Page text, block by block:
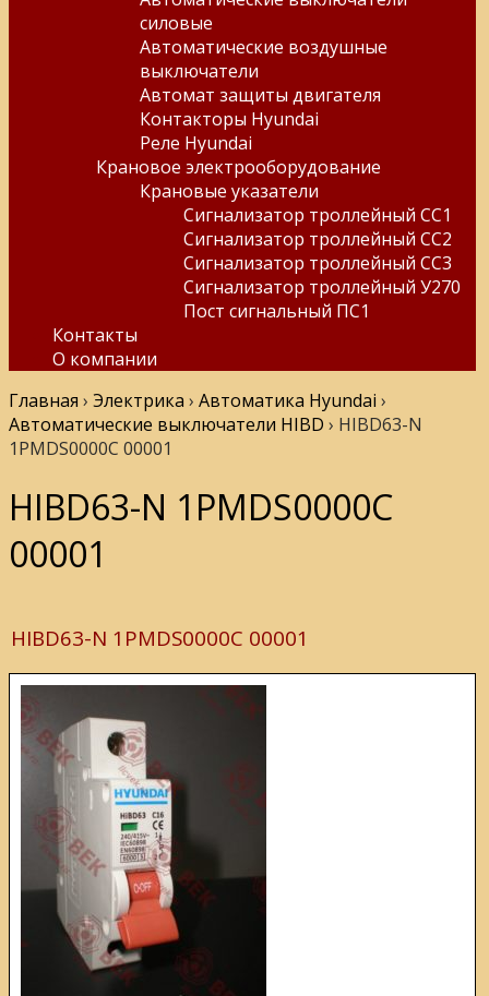
силовые
Автоматические воздушные
выключатели
Автомат защиты двигателя
Контакторы Hyundai
Реле Hyundai
Крановое электрооборудование
Крановые указатели
Сигнализатор троллейный СС1
Сигнализатор троллейный СС2
Сигнализатор троллейный СС3
Сигнализатор троллейный У270
Пост сигнальный ПС1
Контакты
О компании
Главная › Электрика › Автоматика Hyundai ›
Автоматические выключатели HIBD › HIBD63-N
1PMDS0000C 00001
HIBD63-N 1PMDS0000C
00001
HIBD63-N 1PMDS0000C 00001